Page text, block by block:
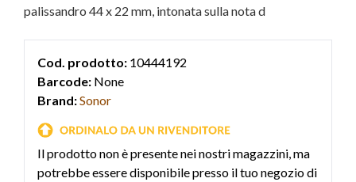
palissandro 44 x 22 mm, intonata sulla nota d
Cod. prodotto: 10444192
Barcode: None
Brand:Sonor
Il prodotto non è presente nei nostri magazzini, ma
potrebbe essere disponibile presso il tuo negozio di